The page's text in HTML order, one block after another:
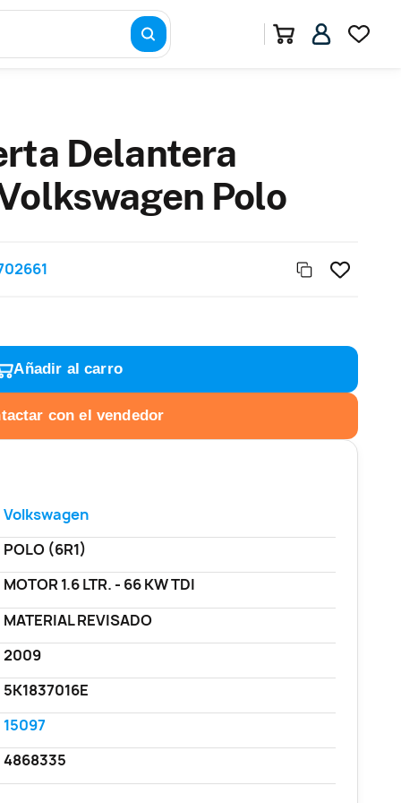
Delantera
Polo
Añadir al carro
con el vendedor
Volkswagen
POLO (6R1)
MOTOR 1.6 LTR. - 66 KW TDI
MATERIAL REVISADO
2009
5K1837016E
15097
4868335